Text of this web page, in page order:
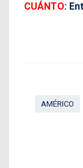
CUÁNTO:
AMÉRICO